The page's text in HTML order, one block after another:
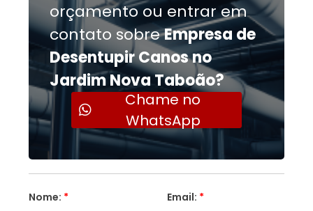
orçamento ou entrar em
contato sobreEmpresa de
Desentupir Canos no
Jardim Nova Taboão?
Chame no
WhatsApp
Nome: * Email: *